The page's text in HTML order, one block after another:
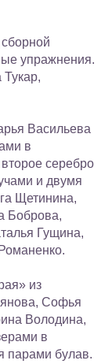
упражнения.
Васильева
в
серебро
и двумя
Щетинина,
Боброва,
Гущина,
из
Софья
Володина,
в
парами булав.